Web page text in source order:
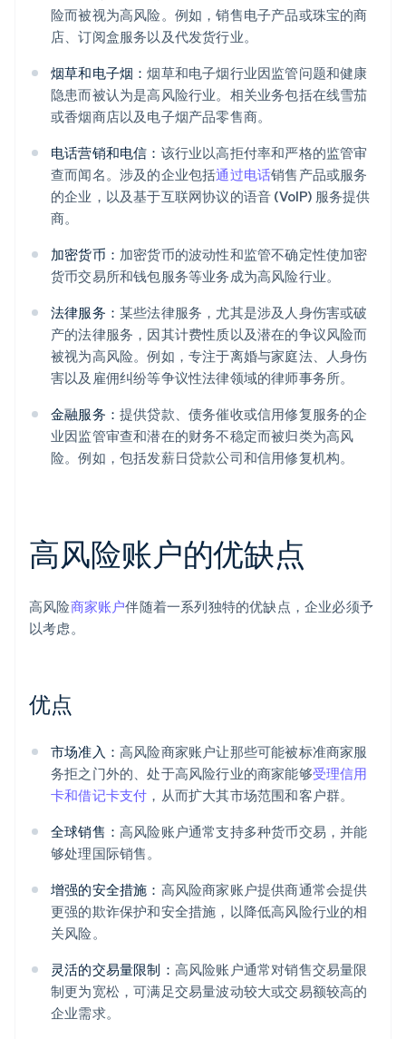
险而被视为高风险。例如，销售电子产品或珠宝的商
店、订阅盒服务以及代发货行业。
烟草和电子烟：烟草和电子烟行业因监管问题和健康
隐患而被认为是高风险行业。相关业务包括在线雪茄
或香烟商店以及电子烟产品零售商。
电话营销和电信： 该行业以高拒付率和严格的监管审
查而闻名。涉及的企业包括通过电话销售产品或服务
的企业，以及基于互联网协议的语音 (VoIP) 服务提供
商。
加密货币： 加密货币的波动性和监管不确定性使加密
货币交易所和钱包服务等业务成为高风险行业。
法律服务： 某些法律服务，尤其是涉及人身伤害或破
产的法律服务，因其计费性质以及潜在的争议风险而
被视为高风险。例如，专注于离婚与家庭法、人身伤
害以及雇佣纠纷等争议性法律领域的律师事务所。
金融服务： 提供贷款、债务催收或信用修复服务的企
业因监管审查和潜在的财务不稳定而被归类为高风
险。例如，包括发薪日贷款公司和信用修复机构。
高风险账户的优缺点
高风险商家账户伴随着一系列独特的优缺点，企业必须予
以考虑。
优点
市场准入： 高风险商家账户让那些可能被标准商家服
务拒之门外的、处于高风险行业的商家能够受理信用
卡和借记卡支付 ，从而扩大其市场范围和客户群。
全球销售： 高风险账户通常支持多种货币交易，并能
够处理国际销售。
增强的安全措施： 高风险商家账户提供商通常会提供
更强的欺诈保护和安全措施，以降低高风险行业的相
关风险。
灵活的交易量限制： 高风险账户通常对销售交易量限
制更为宽松，可满足交易量波动较大或交易额较高的
企业需求。